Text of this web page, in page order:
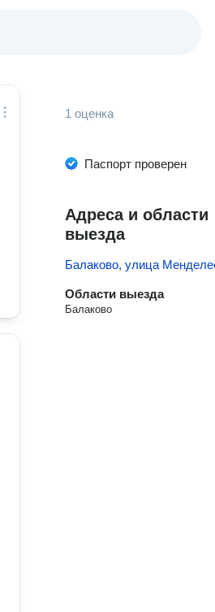
1 оценка
Паспорт проверен
Адреса и области
выезда
Балаково, улица
Области выезда
Балаково